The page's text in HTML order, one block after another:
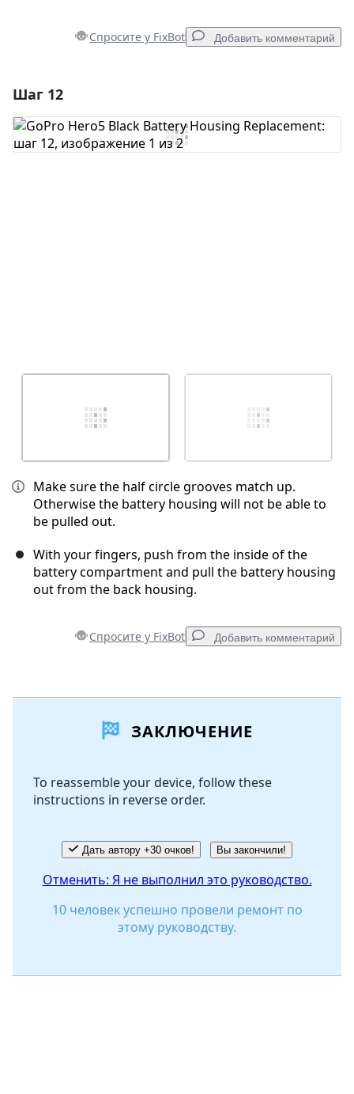
Спросите у FixBot Добавить комментарий
Добавить комментарий
Шаг 12
Make sure the half circle grooves match up.
Otherwise the battery housing will not be able to
be pulled out.
With your fingers, push from the inside of the
battery compartment and pull the battery housing
out from the back housing.
Спросите у FixBot Добавить комментарий
Добавить комментарий
Отмена Оставить комментарий
ЗАКЛЮЧЕНИЕ
To reassemble your device, follow these
instructions in reverse order.
Дать автору +30 очков! Вы закончили!
Отменить: Я не выполнил это руководство.
10 человек успешно провели ремонт по
этому руководству.